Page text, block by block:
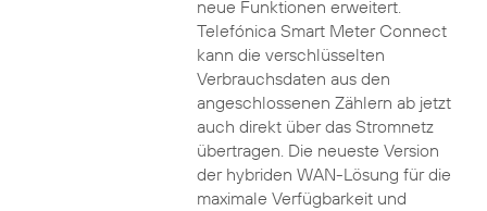
neue Funktionen erweitert.
Telefónica Smart Meter Connect
kann die verschlüsselten
Verbrauchsdaten aus den
angeschlossenen Zählern ab jetzt
auch direkt über das Stromnetz
übertragen. Die neueste Version
der hybriden WAN-Lösung für die
maximale Verfügbarkeit und